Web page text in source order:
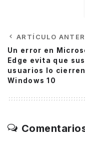
ARTÍCULO
Un error en
Edge evita que sus
usuarios lo
Windows 10